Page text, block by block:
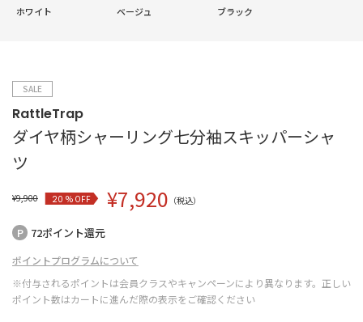
ホワイト ベージュ ブラック
SALE
RattleTrap
ダイヤ柄シャーリング七分袖スキッパーシャ
ツ
¥9,900 20% OFF ¥7,920 （税込）
72ポイント還元
ポイントプログラムについて
※付与されるポイントは会員クラスやキャンペーンにより異なります。正しい
ポイント数はカートに進んだ際の表示をご確認ください